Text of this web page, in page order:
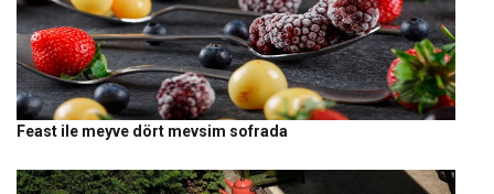
Feast ile meyve dört mevsim sofrada